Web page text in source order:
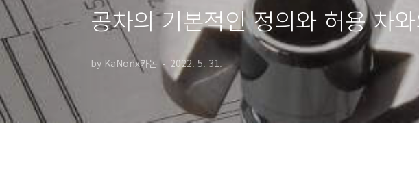
공차의 기본적인 정의와 허용 차
by KaNonx카논 2022. 5. 31.